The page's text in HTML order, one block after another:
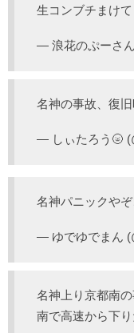
生コンブチまけて
— 浪花のぷーさ
名神の事故、復旧
— しぃたろう🌝
名神パニックや
— ゆでゆでまん
名神上り京都南
南で高速から下